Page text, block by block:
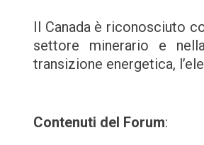
Il Canada è riconosciuto
settore minerario e
transizione energetica,
Contenuti del Forum: